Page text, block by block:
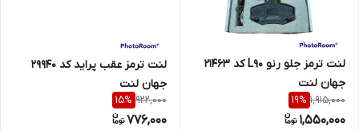
لنت ترمز جلو رنو L90 کد 21463
جهان لنت
1,915,000
19%
1,550,000
لنت ترمز عقب پراید کد 29940
جهان لنت
922,000
15%
776,000